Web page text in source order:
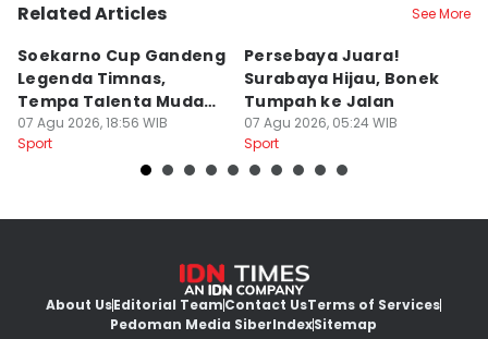
Related Articles See More
Soekarno Cup Gandeng
Legenda Timnas,
Tempa Talenta Muda
Sepak Bola Indonesia
07 Agu 2026, 18:56 WIB
Sport
Persebaya Juara!
Surabaya Hijau, Bonek
Tumpah ke Jalan
07 Agu 2026, 05:24 WIB
Sport
About UsEditorial TeamContact UsTerms of Services
Pedoman Media SiberIndexSitemap